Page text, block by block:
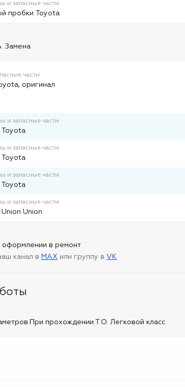
и запасные части
пробки Toyota
Замена
части
оригинал
и запасные части
Toyota
и запасные части
Toyota
и запасные части
Toyota
и запасные части
Union
оформлении в ремонт.
канал в MAX или группу в VK
прохождении Т.О. Легковой класс.